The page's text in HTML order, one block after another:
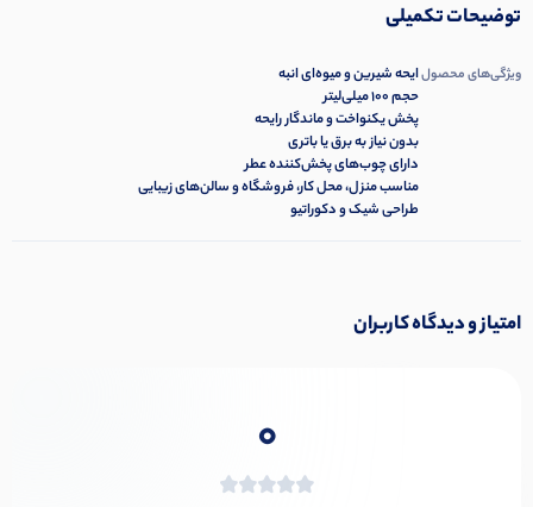
توضیحات تکمیلی
ویژگی‌های محصولایحه شیرین و میوه‌ای انبه
حجم 100 میلی‌لیتر
پخش یکنواخت و ماندگار رایحه
بدون نیاز به برق یا باتری
دارای چوب‌های پخش‌کننده عطر
مناسب منزل، محل کار، فروشگاه و سالن‌های زیبایی
طراحی شیک و دکوراتیو
امتیاز و دیدگاه کاربران
0